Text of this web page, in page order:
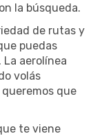
la búsqueda.
de rutas y
puedas
aerolínea
volás
que
te viene